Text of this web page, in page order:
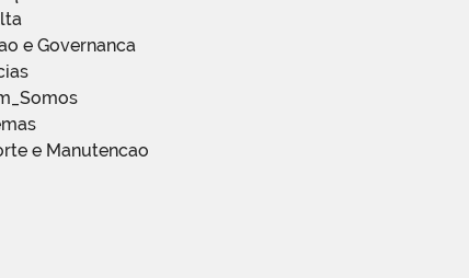
e Governanca
e Manutencao